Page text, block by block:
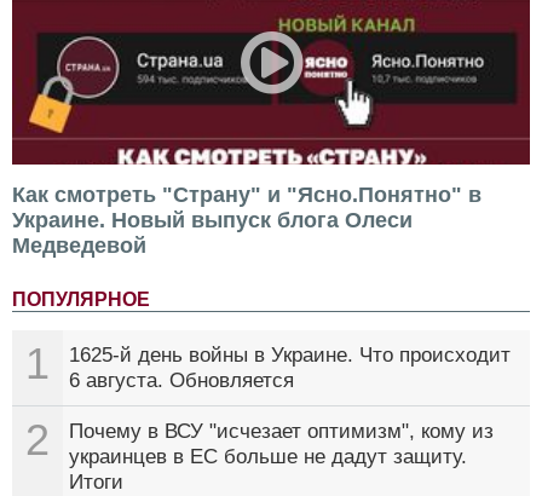
Как смотреть "Страну" и "Ясно.Понятно" в
Украине. Новый выпуск блога Олеси
Медведевой
ПОПУЛЯРНОЕ
1
1625-й день войны в Украине. Что происходит
6 августа. Обновляется
2
Почему в ВСУ "исчезает оптимизм", кому из
украинцев в ЕС больше не дадут защиту.
Итоги